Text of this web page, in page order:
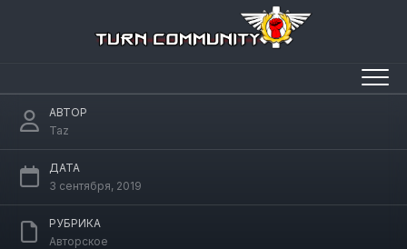
АВТОР
Taz
ДАТА
3 сентября, 2019
РУБРИКА
Авторское